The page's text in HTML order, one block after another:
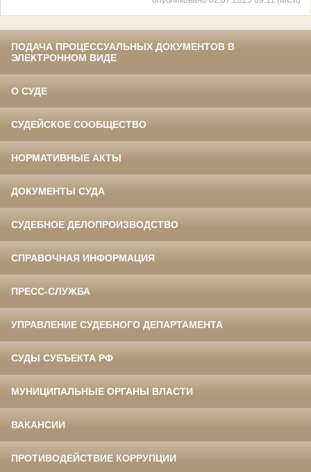
ПОДАЧА ПРОЦЕССУАЛЬНЫХ ДОКУМЕНТОВ В
ЭЛЕКТРОННОМ ВИДЕ
О СУДЕ
СУДЕЙСКОЕ СООБЩЕСТВО
НОРМАТИВНЫЕ АКТЫ
ДОКУМЕНТЫ СУДА
СУДЕБНОЕ ДЕЛОПРОИЗВОДСТВО
СПРАВОЧНАЯ ИНФОРМАЦИЯ
ПРЕСС-СЛУЖБА
УПРАВЛЕНИЕ СУДЕБНОГО ДЕПАРТАМЕНТА
СУДЫ СУБЪЕКТА РФ
МУНИЦИПАЛЬНЫЕ ОРГАНЫ ВЛАСТИ
ВАКАНСИИ
ПРОТИВОДЕЙСТВИЕ КОРРУПЦИИ